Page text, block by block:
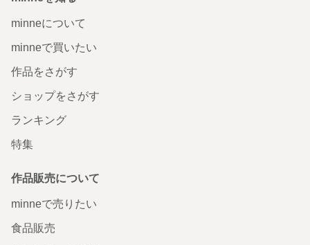
minneについて
minneで買いたい
作品をさがす
ショップをさがす
ランキング
特集
作品販売について
minneで売りたい
食品販売